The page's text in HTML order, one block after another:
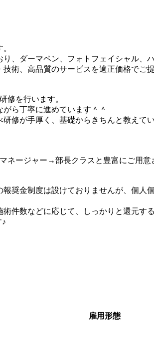
、ダーマペン、フォトフェイシャル、
術、高品質のサービスを適正価格でご
修を行います。
ら丁寧に進めています＾＾
修が手厚く、基礎からきちんと教えて
ージャー→部長クラスと豊富にご用意
奨金制度は設けておりませんが、個
件数などに応じて、しっかりと還元す
雇用形態